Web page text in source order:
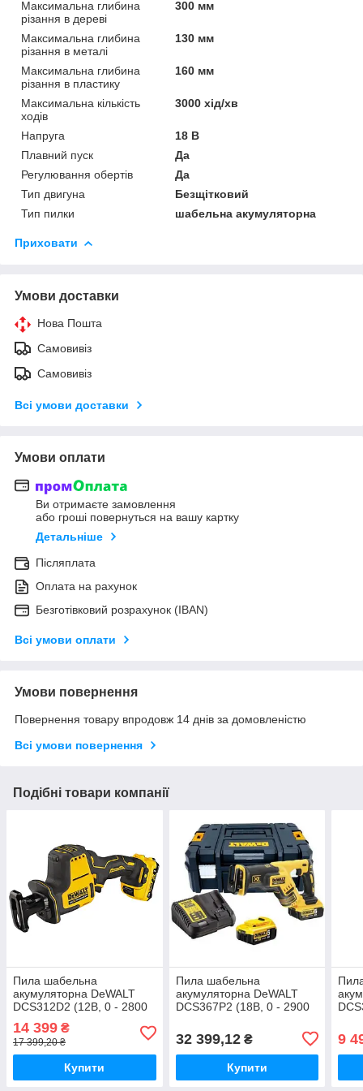
Максимальна глибина
різання в дереві
300 мм
Максимальна глибина
різання в металі
130 мм
Максимальна глибина
різання в пластику
160 мм
Максимальна кількість
ходів
3000 хід/хв
Напруга
18 В
Плавний пуск
Да
Регулювання обертів
Да
Тип двигуна
Безщітковий
Тип пилки
шабельна акумуляторна
Приховати
Умови доставки
Нова Пошта
Самовивіз
Самовивіз
Всі умови доставки
Умови оплати
Ви отримаєте замовлення
або гроші повернуться на вашу картку
Детальніше
Післяплата
Оплата на рахунок
Безготівковий розрахунок (IBAN)
Всі умови оплати
Умови повернення
Повернення товару впродовж 14 днів за домовленістю
Всі умови повернення
Подібні товари компанії
Пила шабельна
акумуляторна DeWALT
DCS312D2 (12В, 0 - 2800
Аг -2шт)
14 399 ₴
17 399,20 ₴
Купити
Пила шабельна
акумуляторна DeWALT
DCS367P2 (18В, 0 - 2900
Аг -2шт)
32 399,12₴
Купити
9